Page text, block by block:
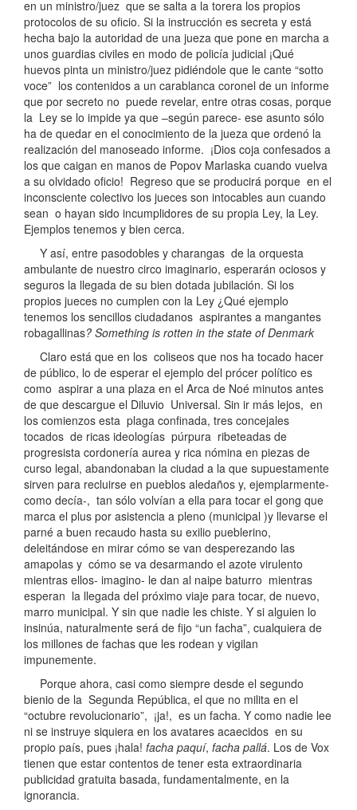
en un ministro/juez que se salta a la torera los propios
protocolos de su oficio. Si la instrucción es secreta y está
hecha bajo la autoridad de una jueza que pone en marcha a
unos guardias civiles en modo de policía judicial ¡Qué
huevos pinta un ministro/juez pidiéndole que le cante “sotto
voce” los contenidos a un carablanca coronel de un informe
que por secreto no puede revelar, entre otras cosas, porque
la Ley se lo impide ya que –según parece- ese asunto sólo
ha de quedar en el conocimiento de la jueza que ordenó la
realización del manoseado informe. ¡Dios coja confesados a
los que caigan en manos de Popov Marlaska cuando vuelva
a su olvidado oficio! Regreso que se producirá porque en el
inconsciente colectivo los jueces son intocables aun cuando
sean o hayan sido incumplidores de su propia Ley, la Ley.
Ejemplos tenemos y bien cerca.
Y así, entre pasodobles y charangas de la orquesta
ambulante de nuestro circo imaginario, esperarán ociosos y
seguros la llegada de su bien dotada jubilación. Si los
propios jueces no cumplen con la Ley ¿Qué ejemplo
tenemos los sencillos ciudadanos aspirantes a mangantes
robagallinas? Something is rotten in the state of Denmark
Claro está que en los coliseos que nos ha tocado hacer
de público, lo de esperar el ejemplo del prócer político es
como aspirar a una plaza en el Arca de Noé minutos antes
de que descargue el Diluvio Universal. Sin ir más lejos, en
los comienzos esta plaga confinada, tres concejales
tocados de ricas ideologías púrpura ribeteadas de
progresista cordonería aurea y rica nómina en piezas de
curso legal, abandonaban la ciudad a la que supuestamente
sirven para recluirse en pueblos aledaños y, ejemplarmente-
como decía-, tan sólo volvían a ella para tocar el gong que
marca el plus por asistencia a pleno (municipal )y llevarse el
parné a buen recaudo hasta su exilio pueblerino,
deleitándose en mirar cómo se van desperezando las
amapolas y cómo se va desarmando el azote virulento
mientras ellos- imagino- le dan al naipe baturro mientras
esperan la llegada del próximo viaje para tocar, de nuevo,
marro municipal. Y sin que nadie les chiste. Y si alguien lo
insinúa, naturalmente será de fijo “un facha”, cualquiera de
los millones de fachas que les rodean y vigilan
impunemente.
Porque ahora, casi como siempre desde el segundo
bienio de la Segunda República, el que no milita en el
“octubre revolucionario”, ¡ja!, es un facha. Y como nadie lee
ni se instruye siquiera en los avatares acaecidos en su
propio país, pues ¡hala! facha paquí, facha pallá. Los de Vox
tienen que estar contentos de tener esta extraordinaria
publicidad gratuita basada, fundamentalmente, en la
ignorancia.